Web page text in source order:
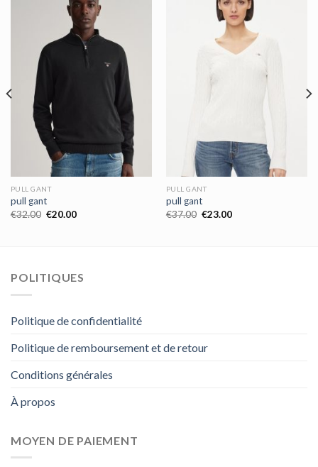
PULL GANT
pull gant
€32.00 €20.00
PULL GANT
pull gant
€37.00 €23.00
POLITIQUES
Politique de confidentialité
Politique de remboursement et de retour
Conditions générales
À propos
MOYEN DE PAIEMENT